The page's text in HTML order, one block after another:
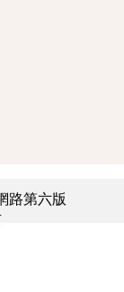
路第六版